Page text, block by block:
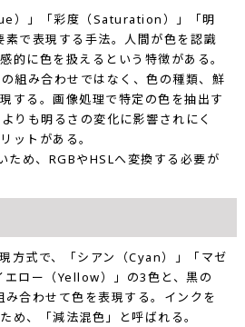
）」「彩度（Saturation）」「明
で表現する手法。人間が色を認識
的に色を扱えるという特徴がある。
組み合わせではなく、色の種類、鮮
する。画像処理で特定の色を抽出す
りも明るさの変化に影響されにく
ットがある。
ため、RGBやHSLへ変換する必要が
方式で、「シアン（Cyan）」「マゼ
ロー（Yellow）」の3色と、黒の
合わせて色を表現する。インクを
め、「減法混色」と呼ばれる。